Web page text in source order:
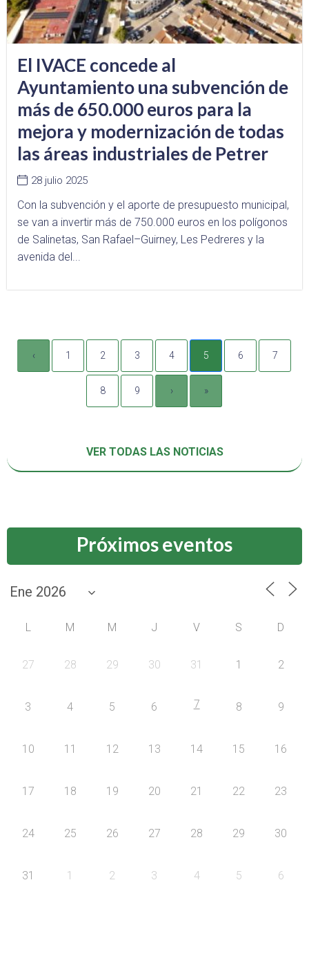
El IVACE concede al
Ayuntamiento una subvención de
más de 650.000 euros para la
mejora y modernización de todas
las áreas industriales de Petrer
28 julio 2025
Con la subvención y el aporte de presupuesto municipal,
se van a invertir más de 750.000 euros en los polígonos
de Salinetas, San Rafael–Guirney, Les Pedreres y la
avenida del...
‹ 1 2 3 4 5 6 7
8 9 › »
VER TODAS LAS NOTICIAS
Próximos eventos
L M M J V S D
27 28 29 30 31 1 2
3 4 5 6 7 8 9
10 11 12 13 14 15 16
17 18 19 20 21 22 23
24 25 26 27 28 29 30
31 1 2 3 4 5 6